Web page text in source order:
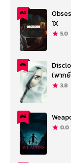
#4
1X
5.0
#5
(พากย์
3.8
#6
0.0